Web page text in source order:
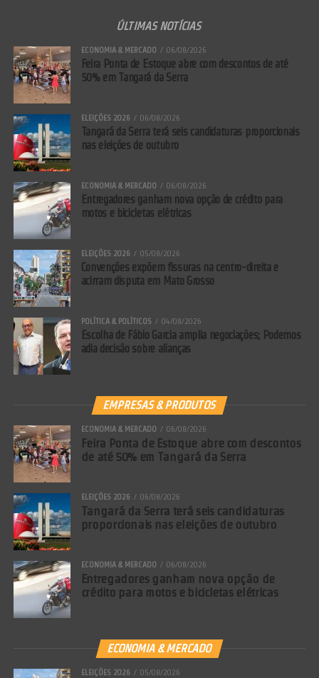
ÚLTIMAS NOTÍCIAS
ECONOMIA & MERCADO 06/08/2026
Feira Ponta de Estoque abre com descontos de até
50% em Tangará da Serra
ELEIÇÕES 2026 06/08/2026
Tangará da Serra terá seis candidaturas proporcionais
nas eleições de outubro
ECONOMIA & MERCADO 06/08/2026
Entregadores ganham nova opção de crédito para
motos e bicicletas elétricas
ELEIÇÕES 2026 05/08/2026
Convenções expõem fissuras na centro-direita e
acirram disputa em Mato Grosso
POLÍTICA & POLÍTICOS 04/08/2026
Escolha de Fábio Garcia amplia negociações; Podemos
adia decisão sobre alianças
EMPRESAS & PRODUTOS
ECONOMIA & MERCADO 06/08/2026
Feira Ponta de Estoque abre com descontos
de até 50% em Tangará da Serra
ELEIÇÕES 2026 06/08/2026
Tangará da Serra terá seis candidaturas
proporcionais nas eleições de outubro
ECONOMIA & MERCADO 06/08/2026
Entregadores ganham nova opção de
crédito para motos e bicicletas elétricas
ECONOMIA & MERCADO
ELEIÇÕES 2026 05/08/2026